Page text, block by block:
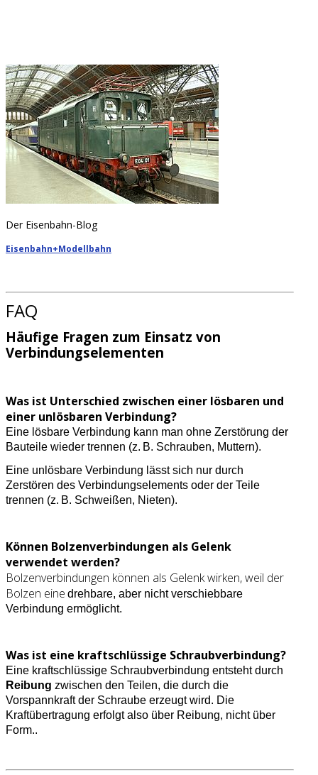
Der Eisenbahn-Blog
Eisenbahn+Modellbahn
FAQ
Häufige Fragen zum Einsatz von
Verbindungselementen
Was ist Unterschied zwischen einer lösbaren und
einer unlösbaren Verbindung?
Eine lösbare Verbindung kann man ohne Zerstörung der
Bauteile wieder trennen (z. B. Schrauben, Muttern).
Eine unlösbare Verbindung lässt sich nur durch
Zerstören des Verbindungselements oder der Teile
trennen (z. B. Schweißen, Nieten).
Können Bolzenverbindungen als Gelenk
verwendet werden?
Bolzenverbindungen können als Gelenk wirken, weil der
Bolzen eine drehbare, aber nicht verschiebbare
Verbindung ermöglicht.
Was ist eine kraftschlüssige Schraubverbindung?
Eine kraftschlüssige Schraubverbindung entsteht durch
Reibung zwischen den Teilen, die durch die
Vorspannkraft der Schraube erzeugt wird. Die
Kraftübertragung erfolgt also über Reibung, nicht über
Form..